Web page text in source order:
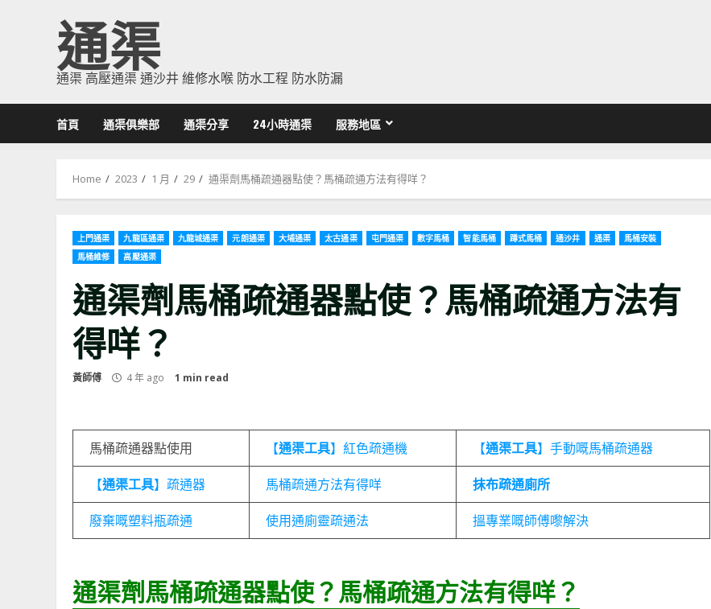
通渠
通渠 高壓通渠 通沙井 維修水喉 防水工程 防水防漏
首頁 通渠俱樂部 通渠分享 24小時通渠 服務地區
Home 2023 1 月 29 通渠劑馬桶疏通器點使？馬桶疏通方法有得咩？
上門通渠 九龍區通渠 九龍城通渠 元朗通渠 大埔通渠 太古通渠 屯門通渠 數字馬桶 智能馬桶 蹲式馬桶 通沙井 通渠
馬桶安裝
馬桶維修
高壓通渠
通渠劑馬桶疏通器點使？馬桶疏通方法有
得咩？
黃師傅 4 年 ago 1 min read
馬桶疏通器點使用 【通渠工具】紅色疏通機 【通渠工具】手動嘅馬桶疏通器
【通渠工具】疏通器 馬桶疏通方法有得咩 抹布疏通廁所
廢棄嘅塑料瓶疏通 使用通廁靈疏通法 搵專業嘅師傅嚟解決
通渠劑馬桶疏通器點使？馬桶疏通方法有得咩？